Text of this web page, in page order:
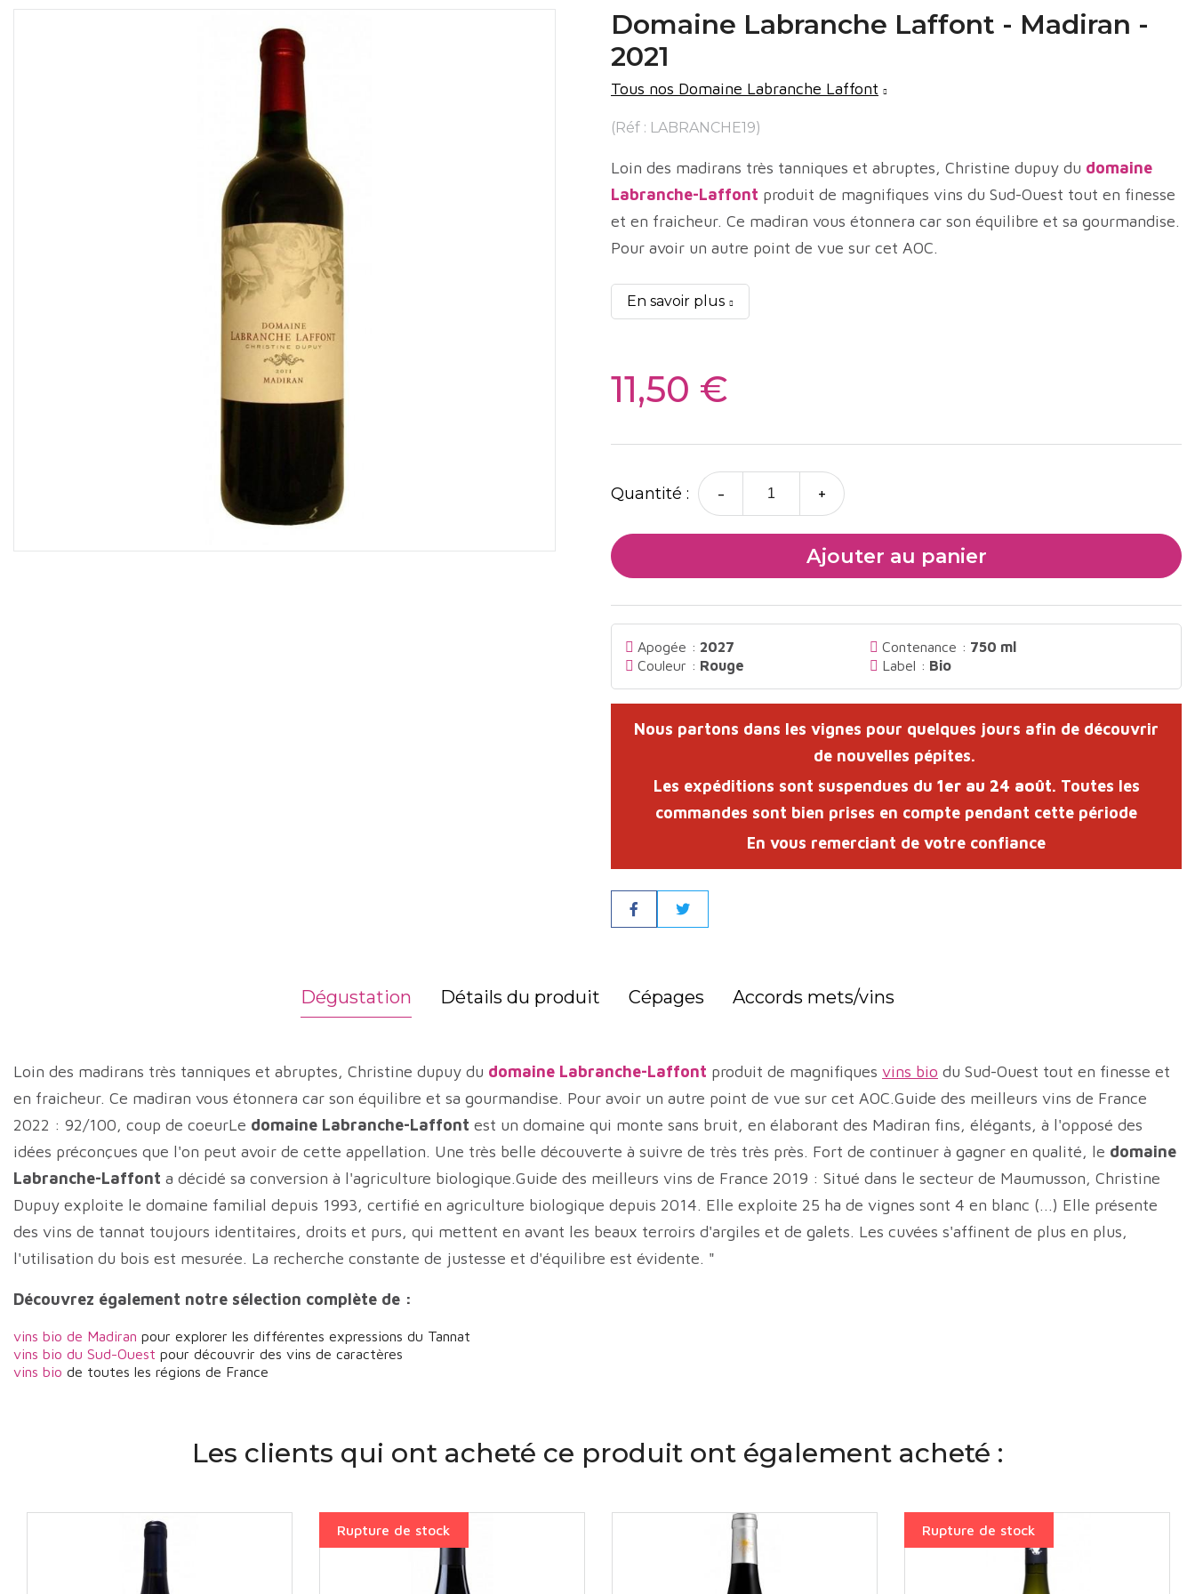
Domaine Labranche Laffont - Madiran -
2021
Tous nos Domaine Labranche Laffont
(Réf : LABRANCHE19)
Loin des madirans très tanniques et abruptes, Christine dupuy du domaine
Labranche-Laffont produit de magnifiques vins du Sud-Ouest tout en finesse
et en fraicheur. Ce madiran vous étonnera car son équilibre et sa gourmandise.
Pour avoir un autre point de vue sur cet AOC.
En savoir plus
11,50 €
Quantité : - +
Ajouter au panier
Apogée : 2027 Contenance : 750 ml
Couleur : Rouge Label : Bio
Nous partons dans les vignes pour quelques jours afin de découvrir
de nouvelles pépites.
Les expéditions sont suspendues du 1er au 24 août. Toutes les
commandes sont bien prises en compte pendant cette période
En vous remerciant de votre confiance
Partager
Dégustation
Loin des madirans très tanniques et abruptes, Christine dupuy du domaine Labranche-Laffont produit de magnifiques vins bio du Sud-Ouest tout en finesse et
en fraicheur. Ce madiran vous étonnera car son équilibre et sa gourmandise. Pour avoir un autre point de vue sur cet AOC.Guide des meilleurs vins de France
2022 : 92/100, coup de coeurLe domaine Labranche-Laffont est un domaine qui monte sans bruit, en élaborant des Madiran fins, élégants, à l'opposé des
idées préconçues que l'on peut avoir de cette appellation. Une très belle découverte à suivre de très très près. Fort de continuer à gagner en qualité, le domaine
Labranche-Laffont a décidé sa conversion à l'agriculture biologique.Guide des meilleurs vins de France 2019 : Situé dans le secteur de Maumusson, Christine
Dupuy exploite le domaine familial depuis 1993, certifié en agriculture biologique depuis 2014. Elle exploite 25 ha de vignes sont 4 en blanc (...) Elle présente
des vins de tannat toujours identitaires, droits et purs, qui mettent en avant les beaux terroirs d'argiles et de galets. Les cuvées s'affinent de plus en plus,
l'utilisation du bois est mesurée. La recherche constante de justesse et d'équilibre est évidente. "
Découvrez également notre sélection complète de :
vins bio de Madiran pour explorer les différentes expressions du Tannat
vins bio du Sud-Ouest pour découvrir des vins de caractères
vins bio de toutes les régions de France
Détails du produit Cépages Accords mets/vins
Les clients qui ont acheté ce produit ont également acheté :
Rupture de stock Rupture de stock